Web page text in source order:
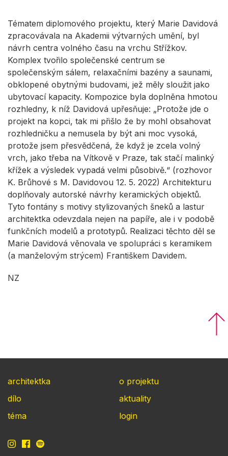
Tématem diplomového projektu, který Marie Davidová
zpracovávala na Akademii výtvarných umění, byl
návrh centra volného času na vrchu Střížkov.
Komplex tvořilo společenské centrum se
společenským sálem, relaxačními bazény a saunami,
obklopené obytnými budovami, jež měly sloužit jako
ubytovací kapacity. Kompozice byla doplněna hmotou
rozhledny, k níž Davidová upřesňuje: „Protože jde o
projekt na kopci, tak mi přišlo že by mohl obsahovat
rozhledničku a nemusela by být ani moc vysoká,
protože jsem přesvědčená, že když je zcela volný
vrch, jako třeba na Vítkově v Praze, tak stačí malinký
křížek a výsledek vypadá velmi působivě.“ (rozhovor
K. Brůhové s M. Davidovou 12. 5. 2022) Architekturu
doplňovaly autorské návrhy keramických objektů.
Tyto fontány s motivy stylizovaných šneků a lastur
architektka odevzdala nejen na papíře, ale i v podobě
funkčních modelů a prototypů. Realizaci těchto děl se
Marie Davidová věnovala ve spolupráci s keramikem
(a manželovým strýcem) Františkem Davidem.
NZ
architektka
dílo
téma
o projektu
aktuality
login